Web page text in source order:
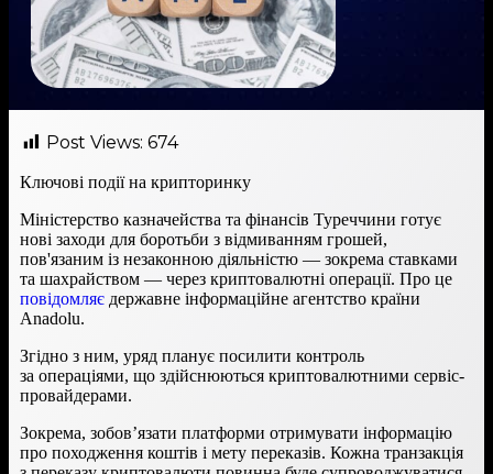
Post Views: 674
Ключові події на крипторинку
Міністерство казначейства та фінансів Туреччини готує
нові заходи для боротьби з відмиванням грошей,
пов'язаним із незаконною діяльністю — зокрема ставками
та шахрайством — через криптовалютні операції. Про це
повідомляє державне інформаційне агентство країни
Anadolu.
Згідно з ним, уряд планує посилити контроль
за операціями, що здійснюються криптовалютними сервіс-
провайдерами.
Зокрема, зобовʼязати платформи отримувати інформацію
про походження коштів і мету переказів. Кожна транзакція